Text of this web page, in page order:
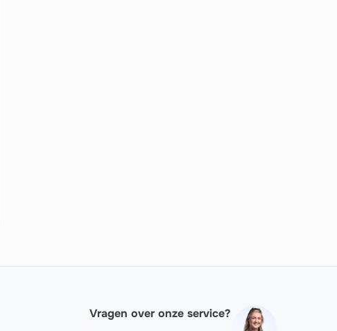
Vragen over onze service?